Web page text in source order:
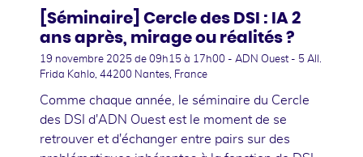
[Séminaire] Cercle des DSI : IA 2
ans après, mirage ou réalités ?
19 novembre 2025 de 09h15 à 17h00 - ADN Ouest - 5 All.
Frida Kahlo, 44200 Nantes, France
Comme chaque année, le séminaire du Cercle
des DSI d'ADN Ouest est le moment de se
retrouver et d'échanger entre pairs sur des